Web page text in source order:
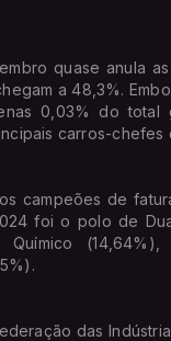
quase anula
a 48,3%.
0,03% do
carros-chefes
campeões de
foi o polo de
Químico
das